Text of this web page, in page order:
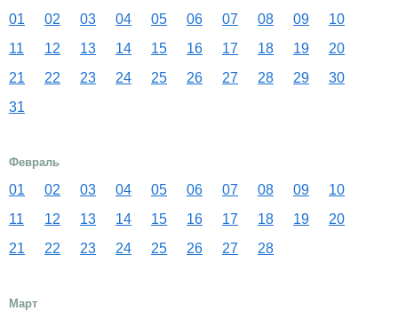
01 02 03 04 05 06 07 08 09
10
11
12 13 14 15 16 17 18 19
20
21
22 23 24 25 26 27 28 29
30
31
Февраль
01 02 03 04 05 06 07 08 09
10
11
12 13 14 15 16 17 18 19
20
21
22 23 24 25 26 27 28
Март